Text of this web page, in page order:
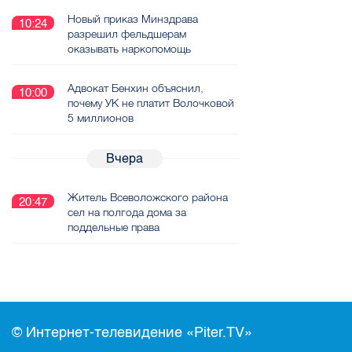
10:24
Новый приказ Минздрава
разрешил фельдшерам
оказывать наркопомощь
10:00
Адвокат Бенхин объяснил,
почему УК не платит Волочковой
5 миллионов
Вчера
20:47
Житель Всеволожского района
сел на полгода дома за
поддельные права
© Интернет-телевидение «Piter.TV»